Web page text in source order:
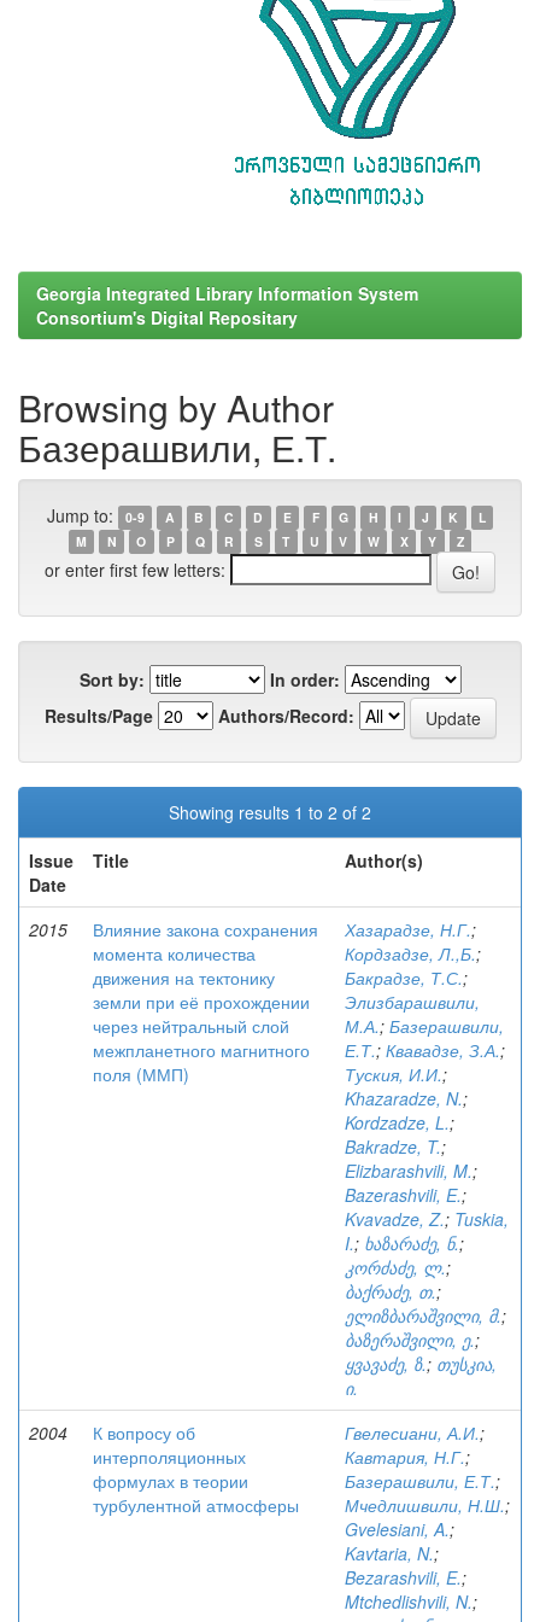
Georgia Integrated Library Information System
Consortium's Digital Repositary
Browsing by Author
Базерашвили, Е.Т.
Jump to: 0-9 A B C D E F G H I J K
L
M
N O P Q R S T U V W X Y Z
or enter first few letters:
Sort by:
In order:
Results/Page
Authors/Record:
Showing results 1 to 2 of 2
Issue
Date
Title Author(s)
2015
Влияние закона сохранения
момента количества
движения на тектонику
земли при её прохождении
через нейтральный слой
межпланетного магнитного
поля (ММП)
Хазарадзе, Н.Г.;
Кордзадзе, Л.,Б.;
Бакрадзе, Т.С.;
Элизбарашвили,
М.А.; Базерашвили,
Е.Т.; Квавадзе, З.А.;
Туския, И.И.;
Khazaradze, N.;
Kordzadze, L.;
Bakradze, T.;
Elizbarashvili, M.;
Bazerashvili, E.;
Kvavadze, Z.; Tuskia,
I.; ხაზარაძე, ნ.;
კორძაძე, ლ.;
ბაქრაძე, თ.;
ელიზბარაშვილი, მ.;
ბაზერაშვილი, ე.;
ყვავაძე, ზ.; თუსკია,
ი.
2004
К вопросу об
интерполяционных
формулах в теории
турбулентной атмосферы
Гвелесиани, А.И.;
Кавтария, Н.Г.;
Базерашвили, Е.Т.;
Мчедлишвили, Н.Ш.;
Gvelesiani, A.;
Kavtaria, N.;
Bezarashvili, E.;
Mtchedlishvili, N.;